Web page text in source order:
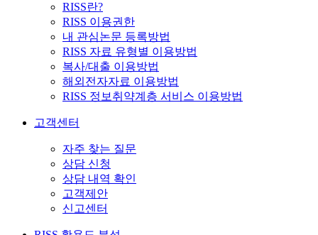
RISS란?
RISS 이용권한
내 관심논문 등록방법
RISS 자료 유형별 이용방법
복사/대출 이용방법
해외전자자료 이용방법
RISS 정보취약계층 서비스 이용방법
고객센터
자주 찾는 질문
상담 신청
상담 내역 확인
고객제안
신고센터